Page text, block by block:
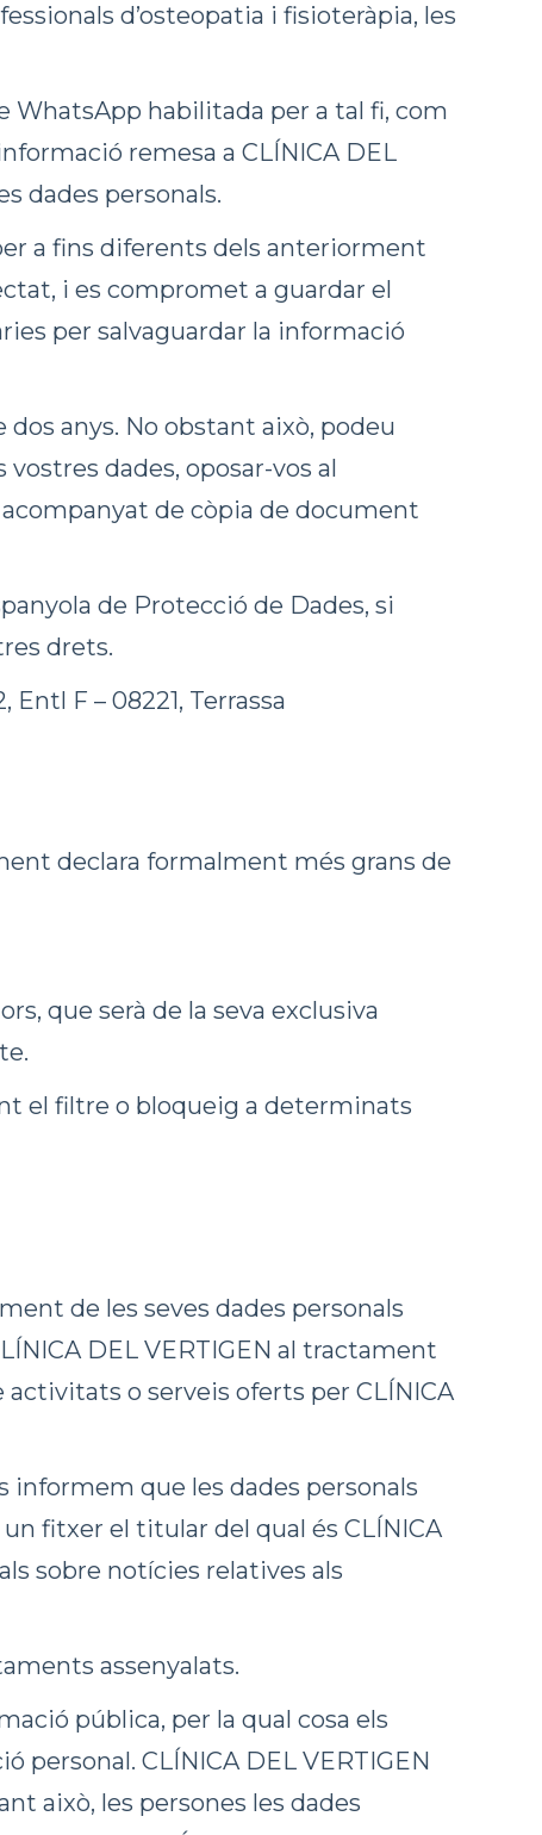
d’osteopatia i fisioteràpia, les
WhatsApp habilitada per a tal fi, com
remesa a CLÍNICA DEL
dades personals.
a fins diferents dels anteriorment
i es compromet a guardar el
per salvaguardar la informació
anys. No obstant això, podeu
dades, oposar-vos al
de còpia de document
de Protecció de Dades, si
drets.
F – 08221, Terrassa
declara formalment més grans de
que serà de la seva exclusiva
el filtre o bloqueig a determinats
de les seves dades personals
DEL VERTIGEN al tractament
activitats o serveis oferts per CLÍNICA
informem que les dades personals
un fitxer el titular del qual és CLÍNICA
sobre notícies relatives als
assenyalats.
pública, per la qual cosa els
CLÍNICA DEL VERTIGEN
això, les persones les dades